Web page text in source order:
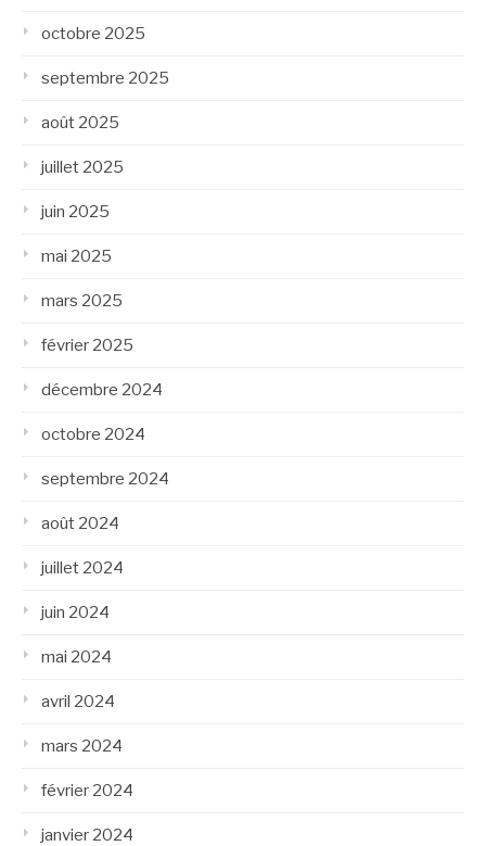
octobre 2025
septembre 2025
août 2025
juillet 2025
juin 2025
mai 2025
mars 2025
février 2025
décembre 2024
octobre 2024
septembre 2024
août 2024
juillet 2024
juin 2024
mai 2024
avril 2024
mars 2024
février 2024
janvier 2024